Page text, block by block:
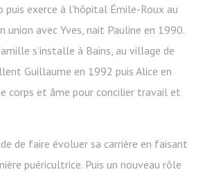
puis exerce à l’hôpital Émile-Roux au
union avec Yves, nait Pauline en 1990.
s’installe à Bains, au village de
Guillaume en 1992 puis Alice en
corps et âme pour concilier travail et
de faire évoluer sa carrière en faisant
puéricultrice. Puis un nouveau rôle